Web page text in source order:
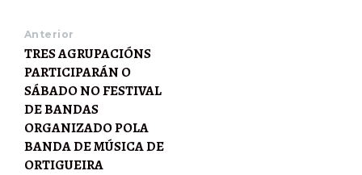
Anterior
TRES AGRUPACIÓNS
PARTICIPARÁN O
SÁBADO NO FESTIVAL
DE BANDAS
ORGANIZADO POLA
BANDA DE MÚSICA DE
ORTIGUEIRA